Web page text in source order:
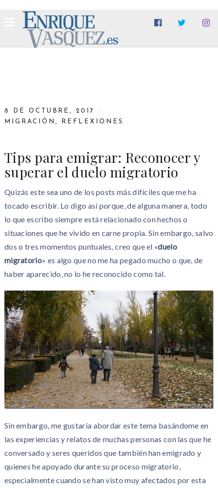
8 DE OCTUBRE, 2017
MIGRACIÓN , REFLEXIONES
Tips para emigrar: Reconocer y
superar el duelo migratorio
Quizás este sea uno de los posts más difíciles que me ha
tocado escribir. Lo digo así porque, de alguna manera, todo
lo que escribo siempre está relacionado con hechos o
situaciones que he vivido en carne propia. Sin embargo, salvo
dos o tres momentos puntuales, creo que el «duelo
migratorio» es algo que no me ha pegado mucho o que, de
haber aparecido, no lo he reconocido como tal.
Sin embargo, me gustaría abordar este tema basándome en
las experiencias y relatos de muchas personas con las que he
conversado y seres queridos que también han emigrado y
quienes he apoyado durante su proceso migratorio,
especialmente cuando se han visto muy afectados por esta